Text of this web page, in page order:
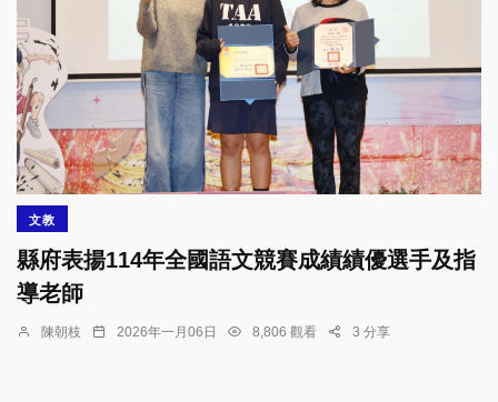
文教
縣府表揚114年全國語文競賽成績績優選手及指
導老師
陳朝枝 2026年一月06日 8,806 觀看 3 分享